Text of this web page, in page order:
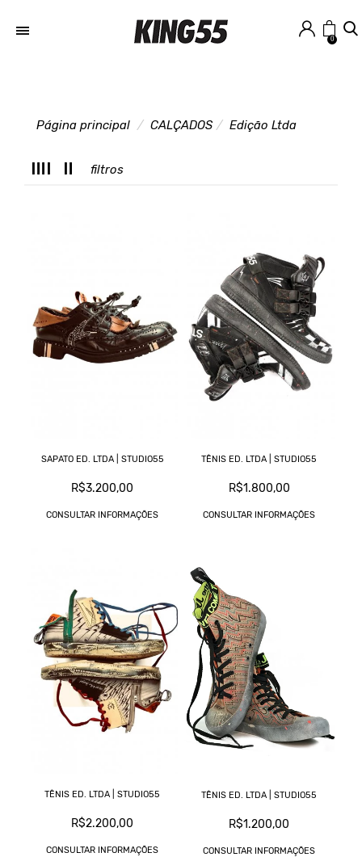
0
Página principal CALÇADOS Edição Ltda
filtros
SAPATO ED. LTDA | STUDIO55
R$3.200,00
CONSULTAR INFORMAÇÕES
TÊNIS ED. LTDA | STUDIO55
R$1.800,00
CONSULTAR INFORMAÇÕES
TÊNIS ED. LTDA | STUDIO55
R$2.200,00
CONSULTAR INFORMAÇÕES
TÊNIS ED. LTDA | STUDIO55
R$1.200,00
CONSULTAR INFORMAÇÕES